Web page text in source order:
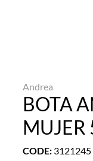
Andrea
BOTA
CODE: 3121245